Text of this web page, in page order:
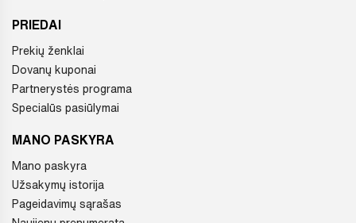
PRIEDAI
Prekių ženklai
Dovanų kuponai
Partnerystės programa
Specialūs pasiūlymai
MANO PASKYRA
Mano paskyra
Užsakymų istorija
Pageidavimų sąrašas